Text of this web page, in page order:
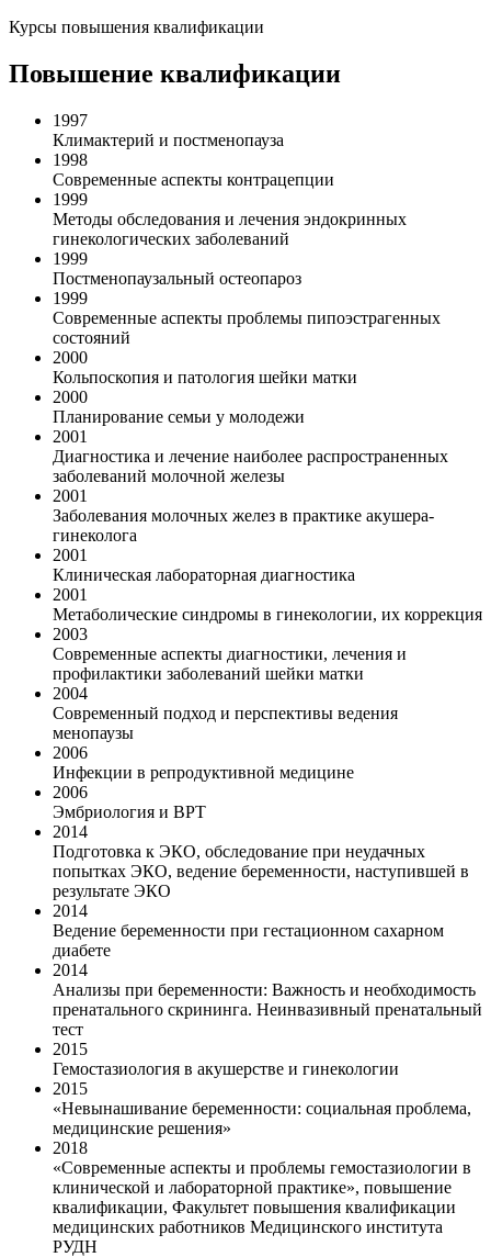
Курсы повышения квалификации
Повышение квалификации
1997
Климактерий и поcтменопауза
1998
Современные аспекты контрацепции
1999
Методы обследования и лечения эндокринных
гинекологических заболеваний
1999
Постменопаузальный остеопароз
1999
Современные аспекты проблемы пипоэстрагенных
состояний
2000
Кольпоскопия и патология шейки матки
2000
Планирование семьи у молодежи
2001
Диагностика и лечение наиболее распространенных
заболеваний молочной железы
2001
Заболевания молочных желез в практике акушера-
гинеколога
2001
Клиническая лабораторная диагностика
2001
Метаболические синдромы в гинекологии, их коррекция
2003
Современные аспекты диагностики, лечения и
профилактики заболеваний шейки матки
2004
Современный подход и перспективы ведения
менопаузы
2006
Инфекции в репродуктивной медицине
2006
Эмбриология и ВРТ
2014
Подготовка к ЭКО, обследование при неудачных
попытках ЭКО, ведение беременности, наступившей в
результате ЭКО
2014
Ведение беременности при гестационном сахарном
диабете
2014
Анализы при беременности: Важность и необходимость
пренатального скрининга. Неинвазивный пренатальный
тест
2015
Гемостазиология в акушерстве и гинекологии
2015
«Невынашивание беременности: социальная проблема,
медицинские решения»
2018
«Современные аспекты и проблемы гемостазиологии в
клинической и лабораторной практике», повышение
квалификации, Факультет повышения квалификации
медицинских работников Медицинского института
РУДН